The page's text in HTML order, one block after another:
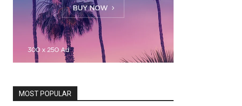
MOST POPULAR